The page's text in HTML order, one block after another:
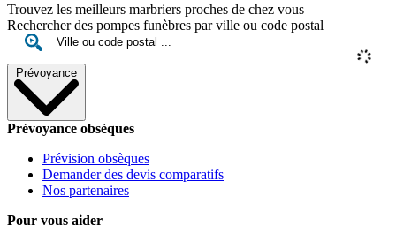
Trouvez les meilleurs marbriers proches de chez vous
Rechercher des pompes funèbres par ville ou code postal
Prévoyance
Prévoyance obsèques
Prévision obsèques
Demander des devis comparatifs
Nos partenaires
Pour vous aider